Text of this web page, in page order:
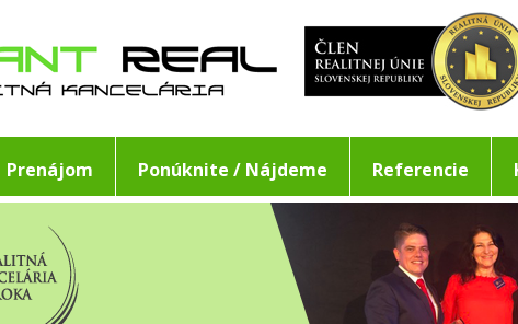
Prenájom Ponúknite / Nájdeme Referencie